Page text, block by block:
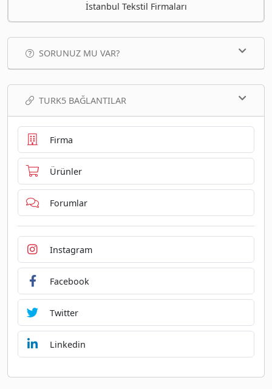
İstanbul Tekstil Firmaları
SORUNUZ MU VAR?
TURK5 BAĞLANTILAR
Firma
Ürünler
Forumlar
Instagram
Facebook
Twitter
Linkedin